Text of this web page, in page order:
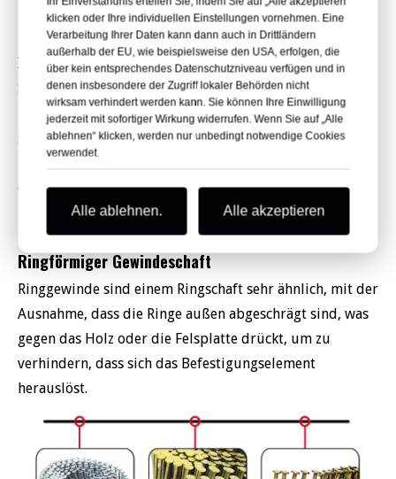
Schraubenschaft
In Harthölzern wird im Allgemeinen ein Nagel mit
Schraubenschaft verwendet, um zu verhindern, dass das
Holz beim Eintreiben des Befestigungselements
splittert. Das Befestigungselement dreht sich beim
Eindrehen (wie eine Schraube), wodurch eine enge Nut
entsteht, die ein Herausdrehen des
Befestigungselements weniger wahrscheinlich macht.
Ringförmiger Gewindeschaft
Ringgewinde sind einem Ringschaft sehr ähnlich, mit der
Ausnahme, dass die Ringe außen abgeschrägt sind, was
gegen das Holz oder die Felsplatte drückt, um zu
verhindern, dass sich das Befestigungselement
herauslöst.
klicken oder Ihre individuellen Einstellungen vornehmen. Eine
Verarbeitung Ihrer Daten kann dann auch in Drittländern
außerhalb der EU, wie beispielsweise den USA, erfolgen, die
über kein entsprechendes Datenschutzniveau verfügen und in
denen insbesondere der Zugriff lokaler Behörden nicht
wirksam verhindert werden kann. Sie können Ihre Einwilligung
jederzeit mit sofortiger Wirkung widerrufen. Wenn Sie auf „Alle
ablehnen“ klicken, werden nur unbedingt notwendige Cookies
verwendet.
Alle ablehnen. Alle akzeptieren